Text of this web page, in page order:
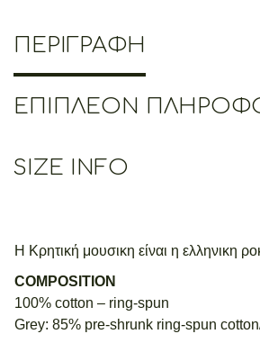
ΠΕΡΙΓΡΑΦΉ
ΕΠΙΠΛΈΟΝ
SIZE INFO
Η Κρητική μουσικη είναι η ελληνικη
COMPOSITION
100% cotton – ring-spun
Grey: 85% pre-shrunk ring-spun